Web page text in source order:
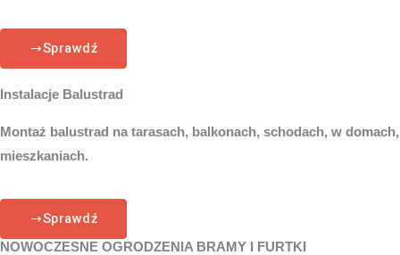
Sprawdź
Instalacje Balustrad
Montaż balustrad na tarasach, balkonach, schodach, w domach,
mieszkaniach.
Sprawdź
NOWOCZESNE OGRODZENIA BRAMY I FURTKI